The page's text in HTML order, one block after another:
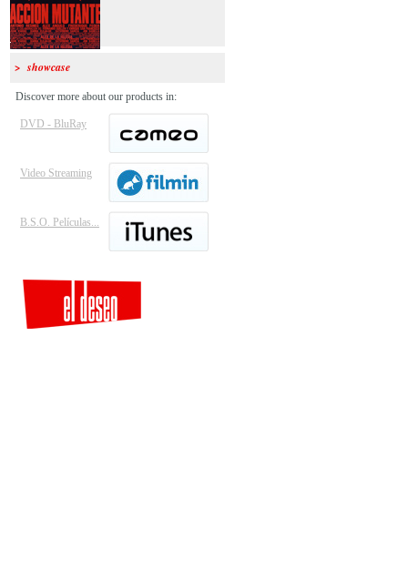
>Acción mutante
> showcase
Discover more about our products in:
DVD - BluRay
Video Streaming
B.S.O. Películas...